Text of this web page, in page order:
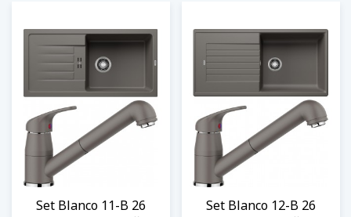
Set Blanco 11-B 26
Set Blanco 12-B 26